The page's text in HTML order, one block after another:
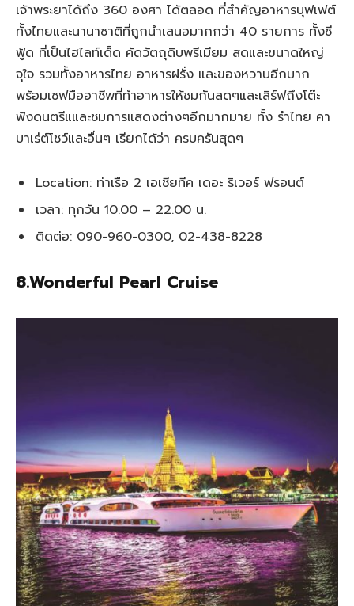
เจ้าพระยาได้ถึง 360 องศา ได้ตลอด ที่สำคัญอาหารบุฟเฟต์
ทั้งไทยและนานาชาติที่ถูกนำเสนอมากกว่า 40 รายการ ทั้งซี
ฟู้ด ที่เป็นไฮไลท์เด็ด คัดวัตถุดิบพรีเมียม สดและขนาดใหญ่
จุใจ รวมทั้งอาหารไทย อาหารฝรั่ง และของหวานอีกมาก
พร้อมเชฟมืออาชีพที่ทำอาหารให้ชมกันสดๆและเสิร์ฟถึงโต๊ะ
ฟังดนตรีแและชมการแสดงต่างๆอีกมากมาย ทั้ง รำไทย คา
บาเร่ต์โชว์และอื่นๆ เรียกได้ว่า ครบครันสุดๆ
Location: ท่าเรือ 2 เอเชียทีค เดอะ ริเวอร์ ฟรอนต์
เวลา: ทุกวัน 10.00 – 22.00 น.
ติดต่อ: 090-960-0300, 02-438-8228
8.Wonderful Pearl Cruise